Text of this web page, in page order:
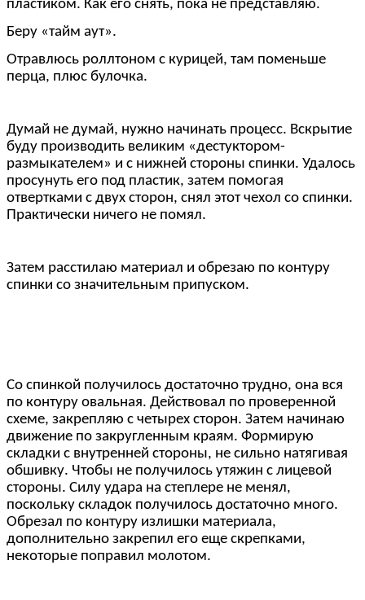
пластиком. Как его снять, пока не представляю.
Беру «тайм аут».
Отравлюсь роллтоном с курицей, там поменьше
перца, плюс булочка.
Думай не думай, нужно начинать процесс. Вскрытие
буду производить великим «дестуктором-
размыкателем» и с нижней стороны спинки. Удалось
просунуть его под пластик, затем помогая
отвертками с двух сторон, снял этот чехол со спинки.
Практически ничего не помял.
Затем расстилаю материал и обрезаю по контуру
спинки со значительным припуском.
Со спинкой получилось достаточно трудно, она вся
по контуру овальная. Действовал по проверенной
схеме, закрепляю с четырех сторон. Затем начинаю
движение по закругленным краям. Формирую
складки с внутренней стороны, не сильно натягивая
обшивку. Чтобы не получилось утяжин с лицевой
стороны. Силу удара на степлере не менял,
поскольку складок получилось достаточно много.
Обрезал по контуру излишки материала,
дополнительно закрепил его еще скрепками,
некоторые поправил молотом.